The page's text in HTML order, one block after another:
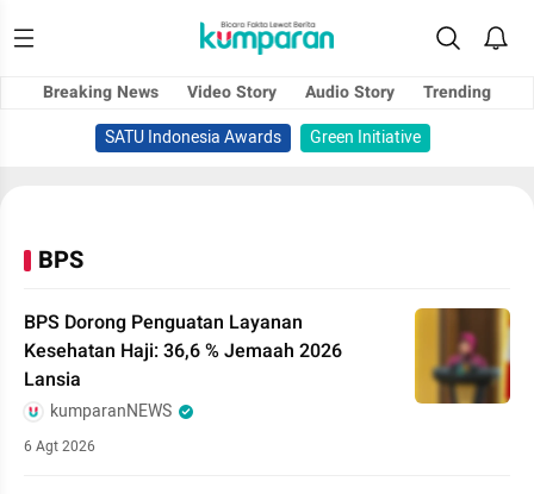
Breaking News Video Story Audio Story
Trending
SATU Indonesia Awards
Green Initiative
BPS
BPS Dorong Penguatan Layanan
Kesehatan Haji: 36,6 % Jemaah 2026
Lansia
kumparanNEWS
6 Agt 2026